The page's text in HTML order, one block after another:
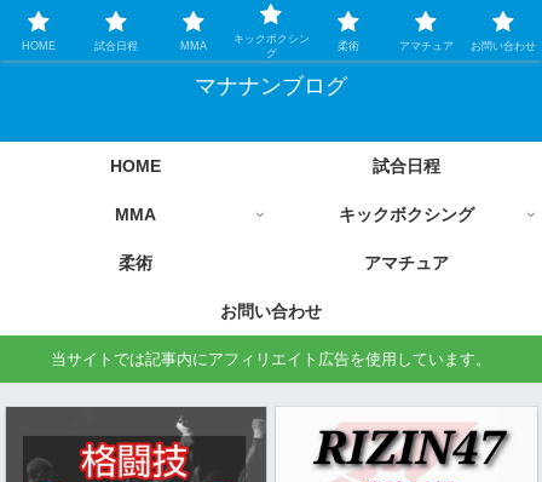
格闘技情報を中心に毎日更新します
マナナンブログ
HOME 試合日程
MMA キックボクシング
柔術 アマチュア
お問い合わせ
当サイトでは記事内にアフィリエイト広告を使用しています。
HOME 試合日程 MMA
キックボクシン
グ
柔術 アマチュア お問い合わせ